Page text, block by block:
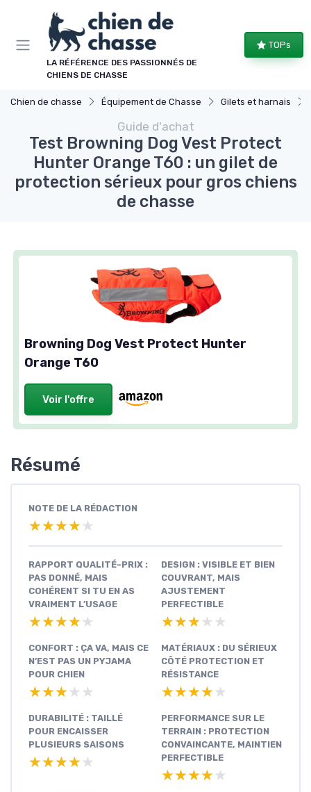
LA RÉFÉRENCE DES PASSIONNÉS DE
CHIENS DE CHASSE
TOPs
Chien de chasse Équipement de Chasse Gilets et harnais
Guide d'achat
Test Browning Dog Vest Protect
Hunter Orange T60 : un gilet de
protection sérieux pour gros chiens
de chasse
Browning Dog Vest Protect Hunter
Orange T60
Voir l'offre
Résumé
NOTE DE LA RÉDACTION
★★★★★
★★★★★
RAPPORT QUALITÉ-PRIX :
PAS DONNÉ, MAIS
COHÉRENT SI TU EN AS
VRAIMENT L’USAGE
★★★★★
★★★★★
DESIGN : VISIBLE ET BIEN
COUVRANT, MAIS
AJUSTEMENT
PERFECTIBLE
★★★★★
★★★★★
CONFORT : ÇA VA, MAIS CE
N’EST PAS UN PYJAMA
POUR CHIEN
★★★★★
★★★★★
MATÉRIAUX : DU SÉRIEUX
CÔTÉ PROTECTION ET
RÉSISTANCE
★★★★★
★★★★★
DURABILITÉ : TAILLÉ
POUR ENCAISSER
PLUSIEURS SAISONS
★★★★★
★★★★★
PERFORMANCE SUR LE
TERRAIN : PROTECTION
CONVAINCANTE, MAINTIEN
PERFECTIBLE
★★★★★
★★★★★
Panneau de gestion des cookies